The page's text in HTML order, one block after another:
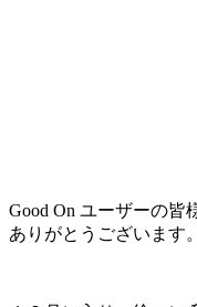
Good On ユーザーの皆
ありがとうございます。